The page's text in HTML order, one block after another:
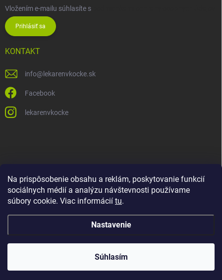
Na prispôsobenie obsahu a reklám, poskytovanie funkcií
sociálnych médií a analýzu návštevnosti používame
súbory cookie. Viac informácií tu.
Nastavenie
Súhlasím
Vložením e-mailu súhlasíte s
Prihlásiť sa
KONTAKT
info@lekarenvkocke.sk
Facebook
lekarenvkocke
nastavenie cookies